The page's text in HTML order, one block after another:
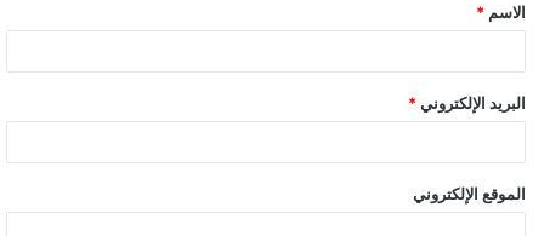
الاسم *
البريد الإلكتروني *
الموقع الإلكتروني